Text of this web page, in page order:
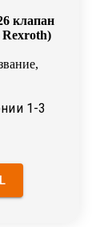
клапан
Rexroth)
1-3